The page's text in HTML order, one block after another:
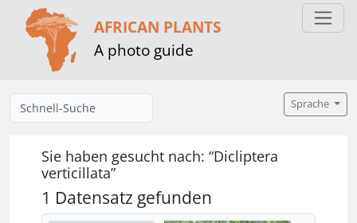
AFRICAN PLANTS
A photo guide
Sprache
Sie haben gesucht nach: “Dicliptera
verticillata”
1 Datensatz gefunden